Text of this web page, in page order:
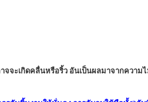
จจะเกิดคลื่นหรือริ้ว อันเป็นผลมาจากควา